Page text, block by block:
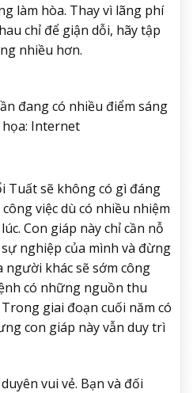
làm hòa. Thay vì lãng phí
chỉ để giận dỗi, hãy tập
nhiều hơn.
đang có nhiều điểm sáng
Internet
Tuất sẽ không có gì đáng
việc dù có nhiều nhiệm
Con giáp này chỉ cần nỗ
nghiệp của mình và đừng
người khác sẽ sớm công
có những nguồn thu
giai đoạn cuối năm có
con giáp này vẫn duy trì
vui vẻ. Bạn và đối